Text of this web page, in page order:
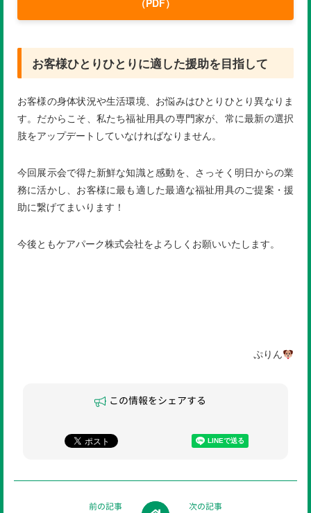
（PDF）
お客様ひとりひとりに適した援助を目指して
お客様の身体状況や生活環境、お悩みはひとりひとり異なりま
す。だからこそ、私たち福祉用具の専門家が、常に最新の選択
肢をアップデートしていなければなりません。
今回展示会で得た新鮮な知識と感動を、さっそく明日からの業
務に活かし、お客様に最も適した最適な福祉用具のご提案・援
助に繋げてまいります！
今後ともケアパーク株式会社をよろしくお願いいたします。
ぷりん
この情報をシェアする
前の記事 次の記事